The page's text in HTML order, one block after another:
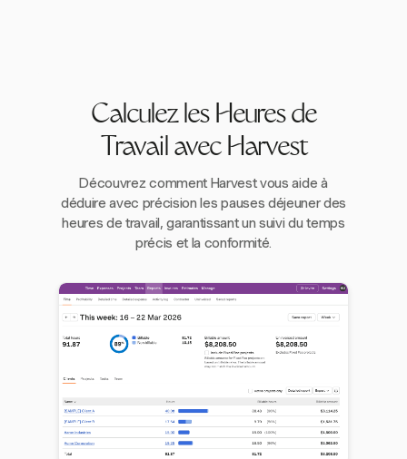
Calculez les Heures de
Travail avec Harvest
Découvrez comment Harvest vous aide à
déduire avec précision les pauses déjeuner des
heures de travail, garantissant un suivi du temps
précis et la conformité.